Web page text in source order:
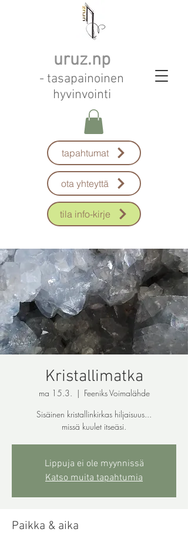
uruz.np
- tasapainoinen
hyvinvointi
tapahtumat
ota yhteyttä
tila info-kirje
Kristallimatka
ma 15.3.
  |
Feeniks Voimalähde
Sisäinen kristallinkirkas hiljaisuus...
missä kuulet itseäsi.
Lippuja ei ole myynnissä
Katso muita tapahtumia
Paikka & aika